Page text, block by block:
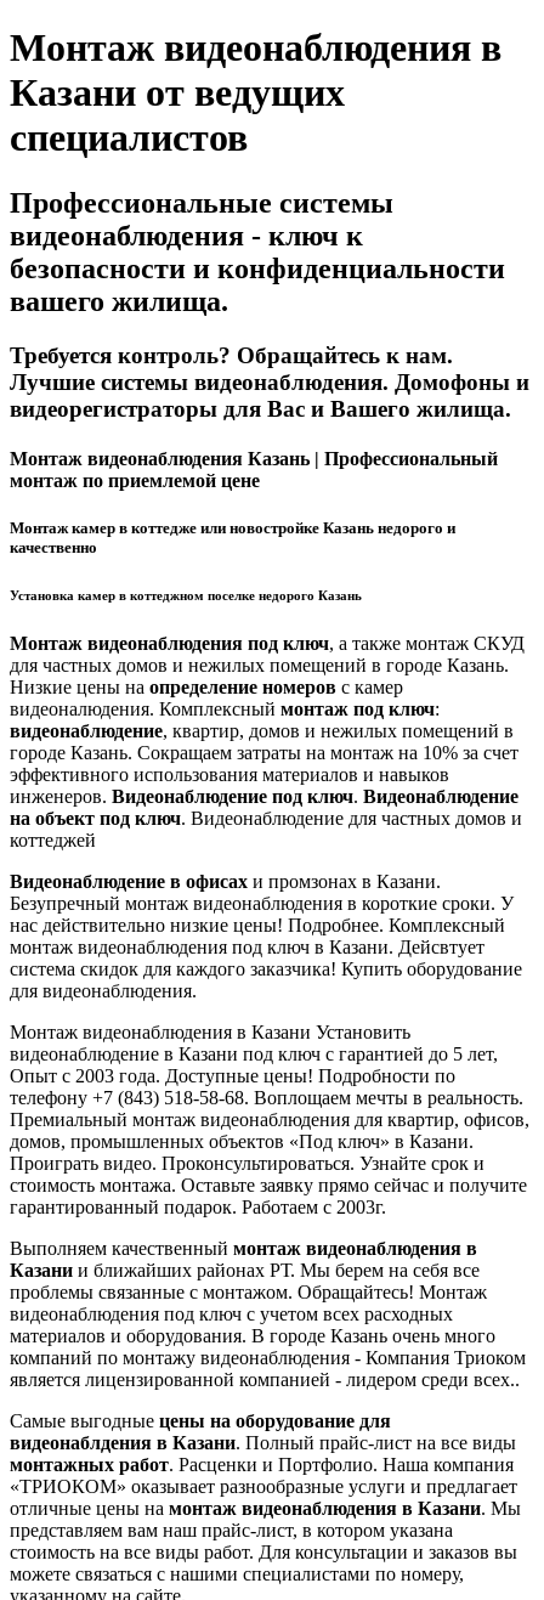
Монтаж видеонаблюдения в
Казани от ведущих
специалистов
Профессиональные системы
видеонаблюдения - ключ к
безопасности и конфиденциальности
вашего жилища.
Требуется контроль? Обращайтесь к нам.
Лучшие системы видеонаблюдения. Домофоны и
видеорегистраторы для Вас и Вашего жилища.
Монтаж видеонаблюдения Казань | Профессиональный
монтаж по приемлемой цене
Монтаж камер в коттедже или новостройке Казань недорого и
качественно
Установка камер в коттеджном поселке недорого Казань
Монтаж видеонаблюдения под ключ, а также монтаж СКУД
для частных домов и нежилых помещений в городе Казань.
Низкие цены на определение номеров с камер
видеоналюдения. Комплексный монтаж под ключ:
видеонаблюдение, квартир, домов и нежилых помещений в
городе Казань. Сокращаем затраты на монтаж на 10% за счет
эффективного использования материалов и навыков
инженеров. Видеонаблюдение под ключ. Видеонаблюдение
на объект под ключ. Видеонаблюдение для частных домов и
коттеджей
Видеонаблюдение в офисах и промзонах в Казани.
Безупречный монтаж видеонаблюдения в короткие сроки. У
нас действительно низкие цены! Подробнее. Комплексный
монтаж видеонаблюдения под ключ в Казани. Дейсвтует
система скидок для каждого заказчика! Купить оборудование
для видеонаблюдения.
Монтаж видеонаблюдения в Казани Установить
видеонаблюдение в Казани под ключ с гарантией до 5 лет,
Опыт с 2003 года. Доступные цены! Подробности по
телефону +7 (843) 518-58-68. Воплощаем мечты в реальность.
Премиальный монтаж видеонаблюдения для квартир, офисов,
домов, промышленных объектов «Под ключ» в Казани.
Проиграть видео. Проконсультироваться. Узнайте срок и
стоимость монтажа. Оставьте заявку прямо сейчас и получите
гарантированный подарок. Работаем с 2003г.
Выполняем качественный монтаж видеонаблюдения в
Казани и ближайших районах РТ. Мы берем на себя все
проблемы связанные с монтажом. Обращайтесь! Монтаж
видеонаблюдения под ключ с учетом всех расходных
материалов и оборудования. В городе Казань очень много
компаний по монтажу видеонаблюдения - Компания Триоком
является лицензированной компанией - лидером среди всех..
Самые выгодные цены на оборудование для
видеонаблдения в Казани. Полный прайс-лист на все виды
монтажных работ. Расценки и Портфолио. Наша компания
«ТРИОКОМ» оказывает разнообразные услуги и предлагает
отличные цены на монтаж видеонаблюдения в Казани. Мы
представляем вам наш прайс-лист, в котором указана
стоимость на все виды работ. Для консультации и заказов вы
можете связаться с нашими специалистами по номеру,